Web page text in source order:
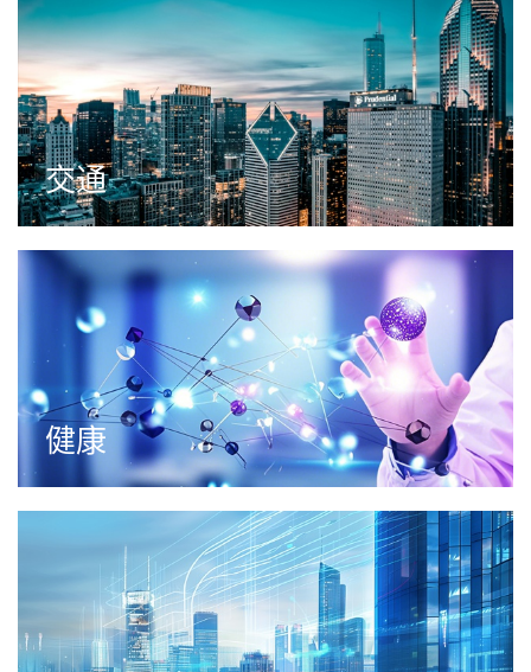
交通
健康